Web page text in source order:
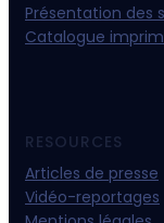
Présentation des
Catalogue
RESOURCES
Articles de presse
Vidéo-reportages